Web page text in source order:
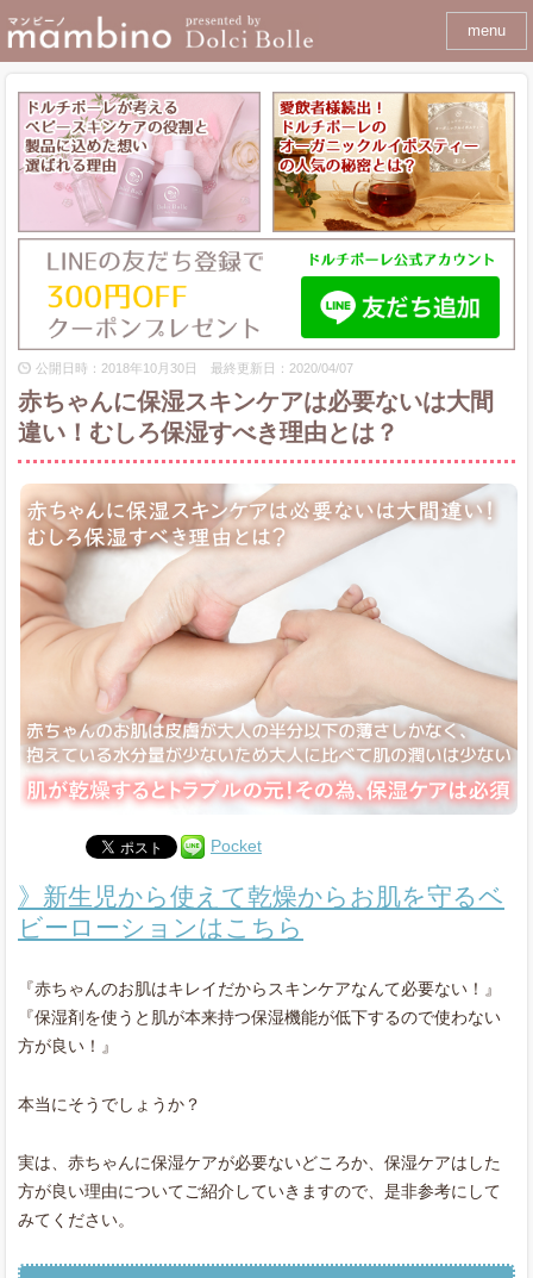
menu
公開日時：2018年10月30日 最終更新日：2020/04/07
赤ちゃんに保湿スキンケアは必要ないは大間
違い！むしろ保湿すべき理由とは？
Pocket
》新生児から使えて乾燥からお肌を守るベ
ビーローションはこちら
『赤ちゃんのお肌はキレイだからスキンケアなんて必要ない！』
『保湿剤を使うと肌が本来持つ保湿機能が低下するので使わない
方が良い！』
本当にそうでしょうか？
実は、赤ちゃんに保湿ケアが必要ないどころか、保湿ケアはした
方が良い理由についてご紹介していきますので、是非参考にして
みてください。